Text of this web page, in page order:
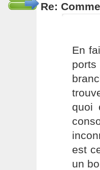
Re:
En
ports
quoi
est
un